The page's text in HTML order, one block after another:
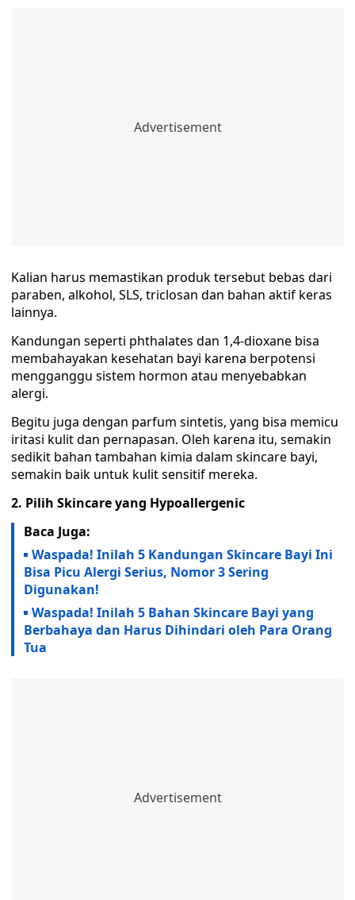
Kalian harus memastikan produk tersebut bebas dari
paraben, alkohol, SLS, triclosan dan bahan aktif keras
lainnya.
Kandungan seperti phthalates dan 1,4-dioxane bisa
membahayakan kesehatan bayi karena berpotensi
mengganggu sistem hormon atau menyebabkan
alergi.
Begitu juga dengan parfum sintetis, yang bisa memicu
iritasi kulit dan pernapasan. Oleh karena itu, semakin
sedikit bahan tambahan kimia dalam skincare bayi,
semakin baik untuk kulit sensitif mereka.
2. Pilih Skincare yang Hypoallergenic
Baca Juga:
Waspada! Inilah 5 Kandungan Skincare Bayi Ini
Bisa Picu Alergi Serius, Nomor 3 Sering
Digunakan!
Waspada! Inilah 5 Bahan Skincare Bayi yang
Berbahaya dan Harus Dihindari oleh Para Orang
Tua